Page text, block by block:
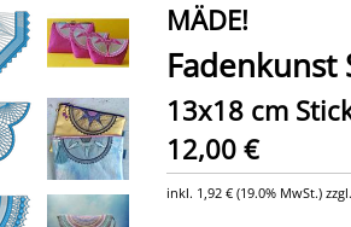
MÄDE!
Fadenkunst
13x18 cm
12,00 €
inkl. 1,92 €(19.0% MwSt.)